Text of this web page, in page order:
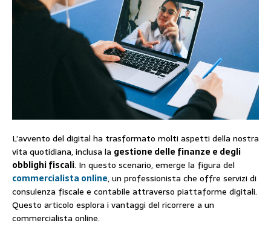
L’avvento del digital ha trasformato molti aspetti della nostra
vita quotidiana, inclusa la gestione delle finanze e degli
obblighi fiscali. In questo scenario, emerge la figura del
commercialista online, un professionista che offre servizi di
consulenza fiscale e contabile attraverso piattaforme digitali.
Questo articolo esplora i vantaggi del ricorrere a un
commercialista online.